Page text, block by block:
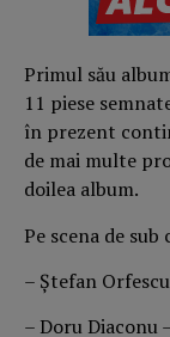
Primul său
11 piese
în prezent
de mai multe
doilea album.
Pe scena de
– Ștefan
– Doru Diaconu